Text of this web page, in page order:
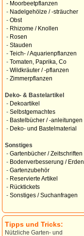
- Moorbeetpflanzen
- Nadelgehölze / -sträucher
- Obst
- Rhizome / Knollen
- Rosen
- Stauden
- Teich- / Aquarienpflanzen
- Tomaten, Paprika, Co
- Wildkräuter / -pflanzen
- Zimmerpflanzen
Deko- & Bastelartikel
- Dekoartikel
- Selbstgemachtes
- Bastelbücher / -anleitungen
- Deko- und Bastelmaterial
Sonstiges
- Gartenbücher / Zeitschriften
- Bodenverbesserung / Erden
- Gartenzubehör
- Reservierte Artikel
- Rücktickets
- Sonstiges / Suchanfragen
Tipps und Tricks:
Nützliche Garten- und